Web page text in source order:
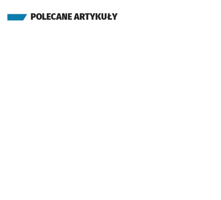
POLECANE ARTYKUŁY